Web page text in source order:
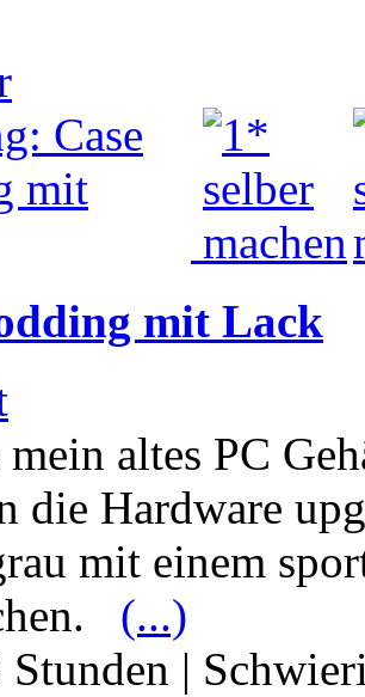
mit Lack
altes PC
die Hardware
mit einem
(...)
Stunden |